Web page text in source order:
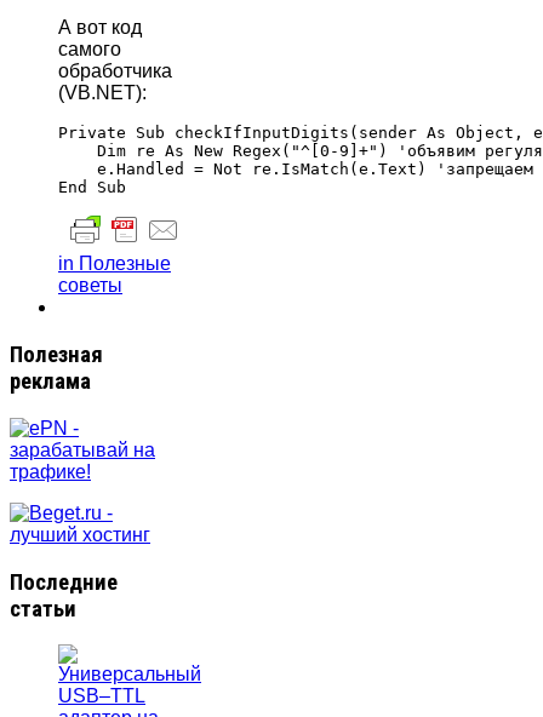
А вот код
самого
обработчика
(VB.NET):
Private Sub checkIfInputDigits(sender As Object, e
Dim re As New Regex("^[0-9]+") 'объявим
e.Handled = Not re.IsMatch(e.Text) 'запрещаем
in Полезные
советы
Полезная
реклама
Последние
статьи